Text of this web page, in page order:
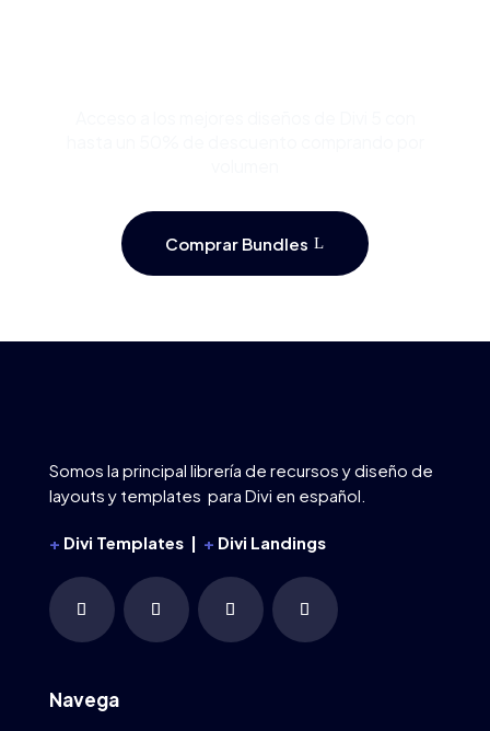
Comprar Bundles
Somos la principal librería de recursos y diseño de
layouts y templates para Divi en español.
+ Divi Templates | + Divi Landings
Navega